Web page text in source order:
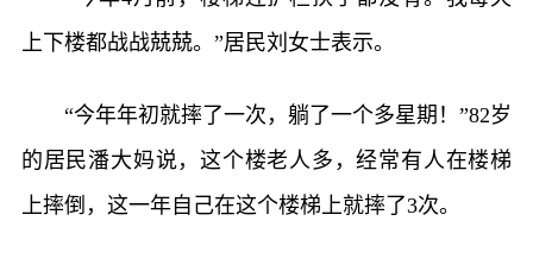
上下楼都战战兢兢。”居民刘女士表示。
“今年年初就摔了一次，躺了一个多星期！”82岁
的居民潘大妈说，这个楼老人多，经常有人在楼梯
上摔倒，这一年自己在这个楼梯上就摔了3次。